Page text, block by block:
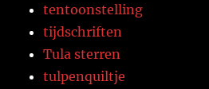
tentoonstelling
tijdschriften
Tula sterren
tulpenquiltje